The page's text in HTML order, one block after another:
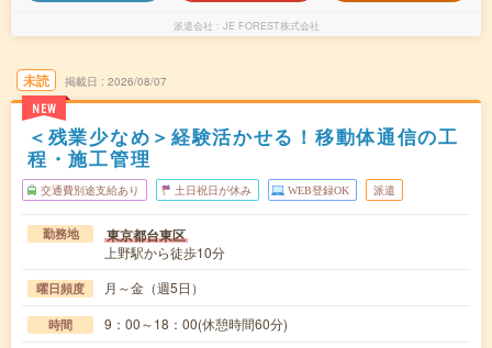
派遣会社 JE FOREST株式会社
未読
NEW
掲載日 2026/08/07
＜残業少なめ＞経験活かせる！移動体通信の工
程・施工管理
交通費別途支給あり 土日祝日が休み WEB登録OK 派遣
勤務地 東京都台東区
上野駅から徒歩10分
曜日頻度 月～金（週5日）
時間 9：00～18：00(休憩時間60分)